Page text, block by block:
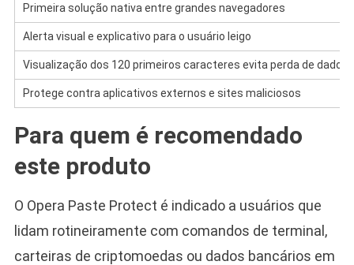
Primeira solução nativa entre grandes navegadores
Alerta visual e explicativo para o usuário leigo
Visualização dos 120 primeiros caracteres evita perda de dados
Protege contra aplicativos externos e sites maliciosos
Para quem é recomendado
este produto
O Opera Paste Protect é indicado a usuários que
lidam rotineiramente com comandos de terminal,
carteiras de criptomoedas ou dados bancários em